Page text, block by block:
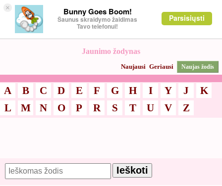
× Bunny Goes Boom!
Šaunus skraidymo žaidimas
Tavo telefonui!
Parsisiųsti
Jaunimo žodynas
Naujausi Geriausi Naujas žodis
A B C D E F G H I Y J
K
L
M N O P R S T U V Z